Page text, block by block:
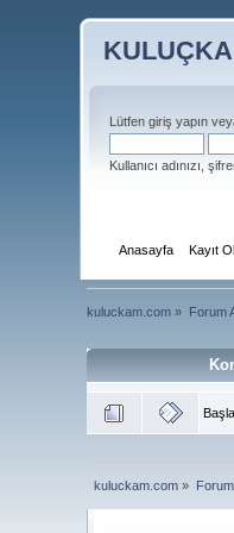
Lütfen giriş yapın
Kullanıcı adınızı,
Anasayfa Kayıt Ol
kuluckam.com » Forum
kuluckam.com »